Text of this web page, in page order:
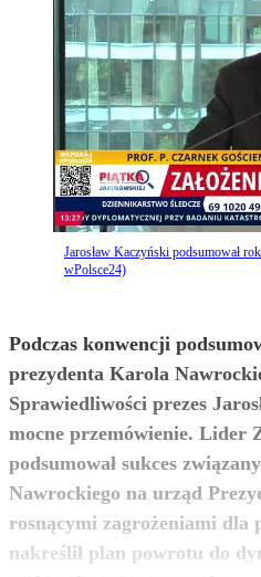
Jarosław Kaczyński podsumował
wPolsce24)
Podczas konwencji
prezydenta Karola
Sprawiedliwości prezes
mocne przemówienie. Lider
podsumował sukces
Nawrockiego na urząd
rosnącymi zagrożeniami dla
nakreślił plan powrotu do